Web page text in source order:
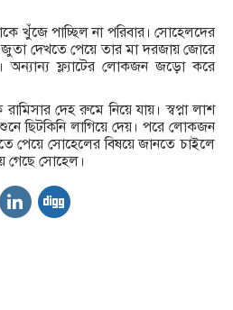
খুঁজে পাচ্ছিল না পরিবার। সোহেলদের
জুতা দেখতে পেয়ে তার মা দরজায় জোরে
অন্যান্য ফ্ল্যাটের লোকজন জড়ো করে
দেহ রুমে নিয়ে যায়। স্বপ্না লাশ
ছিটকিনি লাগিয়ে দেয়। পরে লোকজন
পেয়ে সোহেলের বিষয়ে জানতে চাইলে
গেছে সোহেল।